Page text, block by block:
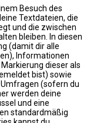
Besuch des
Textdateien, die
und die zwischen
bleiben. In diesen
(damit dir alle
Informationen
dieser als
bist) sowie
(sofern du
werden deine
und eine
standardmäßig